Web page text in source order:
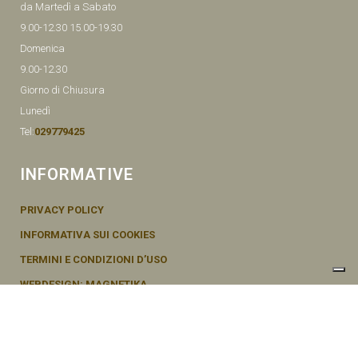
da Martedì a Sabato
9.00-12.30 15.00-19.30
Domenica
9.00-12.30
Giorno di Chiusura
Lunedì
Tel:029779425
INFORMATIVE
PRIVACY POLICY
INFORMATIVA SUI COOKIES
TERMINI E CONDIZIONI D’USO
WEBDESIGN: MAGNETIKA